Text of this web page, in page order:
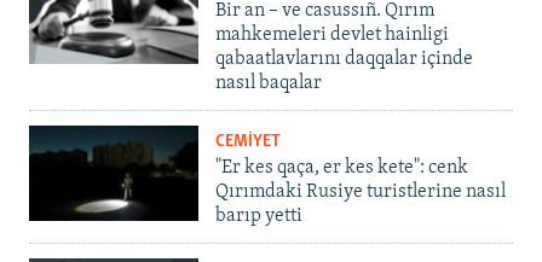
Bir an – ve casussıñ. Qırım
mahkemeleri devlet hainligi
qabaatlavlarını daqqalar içinde
nasıl baqalar
CEMİYET
"Er kes qaça, er kes kete": cenk
Qırımdaki Rusiye turistlerine nasıl
barıp yetti